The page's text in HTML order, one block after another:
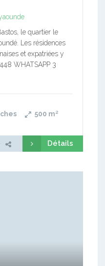
le quartier le
Les résidences
et expatriées y
WHATSAPP 3
500 m²
Détails